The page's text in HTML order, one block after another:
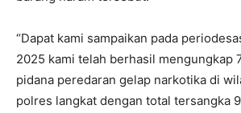
“Dapat kami sampaikan pada
2025 kami telah berhasil mengungkap
pidana peredaran gelap narkotika di
polres langkat dengan total tersangka